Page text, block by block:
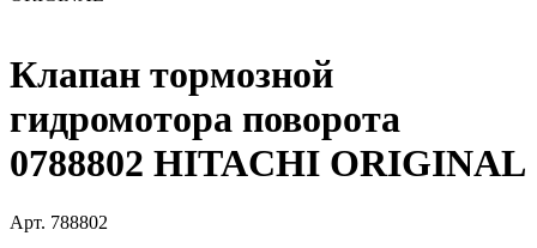
Клапан тормозной
гидромотора поворота
0788802 HITACHI ORIGINAL
Арт. 788802